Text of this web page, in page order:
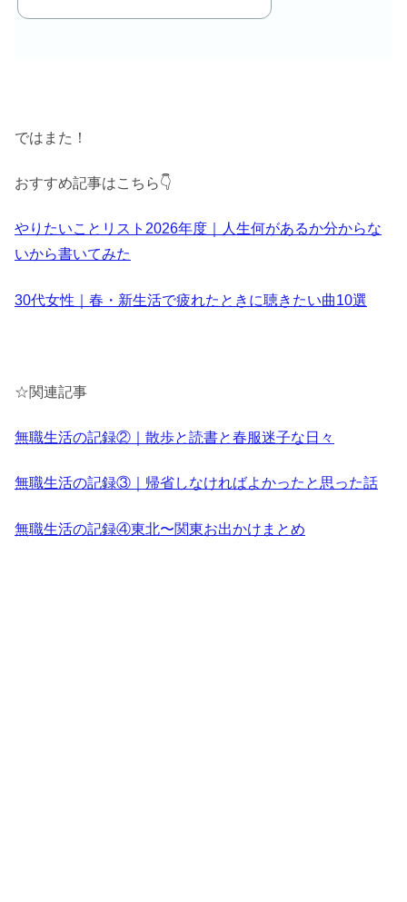
ではまた！
おすすめ記事はこちら👇️
やりたいことリスト2026年度｜人生何があるか分からな
いから書いてみた
30代女性｜春・新生活で疲れたときに聴きたい曲10選
☆関連記事
無職生活の記録②｜散歩と読書と春服迷子な日々
無職生活の記録③｜帰省しなければよかったと思った話
無職生活の記録④東北〜関東お出かけまとめ